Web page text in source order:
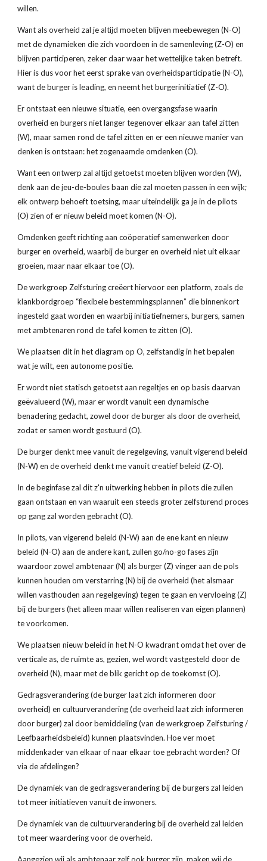
willen.
Want als overheid zal je altijd moeten blijven meebewegen (N-O)
met de dynamieken die zich voordoen in de samenleving (Z-O) en
blijven participeren, zeker daar waar het wettelijke taken betreft.
Hier is dus voor het eerst sprake van overheidsparticipatie (N-O),
want de burger is leading, en neemt het burgerinitiatief (Z-O).
Er ontstaat een nieuwe situatie, een overgangsfase waarin
overheid en burgers niet langer tegenover elkaar aan tafel zitten
(W), maar samen rond de tafel zitten en er een nieuwe manier van
denken is ontstaan: het zogenaamde omdenken (O).
Want een ontwerp zal altijd getoetst moeten blijven worden (W),
denk aan de jeu-de-boules baan die zal moeten passen in een wijk;
elk ontwerp behoeft toetsing, maar uiteindelijk ga je in de pilots
(O) zien of er nieuw beleid moet komen (N-O).
Omdenken geeft richting aan coöperatief samenwerken door
burger en overheid, waarbij de burger en overheid niet uit elkaar
groeien, maar naar elkaar toe (O).
De werkgroep Zelfsturing creëert hiervoor een platform, zoals de
klankbordgroep “flexibele bestemmingsplannen” die binnenkort
ingesteld gaat worden en waarbij initiatiefnemers, burgers, samen
met ambtenaren rond de tafel komen te zitten (O).
We plaatsen dit in het diagram op O, zelfstandig in het bepalen
wat je wilt, een autonome positie.
Er wordt niet statisch getoetst aan regeltjes en op basis daarvan
geëvalueerd (W), maar er wordt vanuit een dynamische
benadering gedacht, zowel door de burger als door de overheid,
zodat er samen wordt gestuurd (O).
De burger denkt mee vanuit de regelgeving, vanuit vigerend beleid
(N-W) en de overheid denkt me vanuit creatief beleid (Z-O).
In de beginfase zal dit z'n uitwerking hebben in pilots die zullen
gaan ontstaan en van waaruit een steeds groter zelfsturend proces
op gang zal worden gebracht (O).
In pilots, van vigerend beleid (N-W) aan de ene kant en nieuw
beleid (N-O) aan de andere kant, zullen go/no-go fases zijn
waardoor zowel ambtenaar (N) als burger (Z) vinger aan de pols
kunnen houden om verstarring (N) bij de overheid (het alsmaar
willen vasthouden aan regelgeving) tegen te gaan en vervloeing (Z)
bij de burgers (het alleen maar willen realiseren van eigen plannen)
te voorkomen.
We plaatsen nieuw beleid in het N-O kwadrant omdat het over de
verticale as, de ruimte as, gezien, wel wordt vastgesteld door de
overheid (N), maar met de blik gericht op de toekomst (O).
Gedragsverandering (de burger laat zich informeren door
overheid) en cultuurverandering (de overheid laat zich informeren
door burger) zal door bemiddeling (van de werkgroep Zelfsturing /
Leefbaarheidsbeleid) kunnen plaatsvinden. Hoe ver moet
middenkader van elkaar of naar elkaar toe gebracht worden? Of
via de afdelingen?
De dynamiek van de gedragsverandering bij de burgers zal leiden
tot meer initiatieven vanuit de inwoners.
De dynamiek van de cultuurverandering bij de overheid zal leiden
tot meer waardering voor de overheid.